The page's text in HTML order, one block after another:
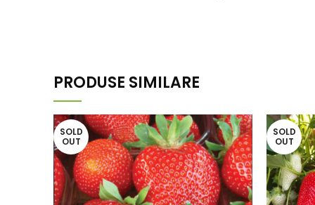
depozitare neschimbându-și
aspectul.Cu o productivitate
!!! Alege Pachetul! Livrarea din
primavara 2024!!!
PRODUSE SIMILARE
SOLD
OUT
SOLD
OUT